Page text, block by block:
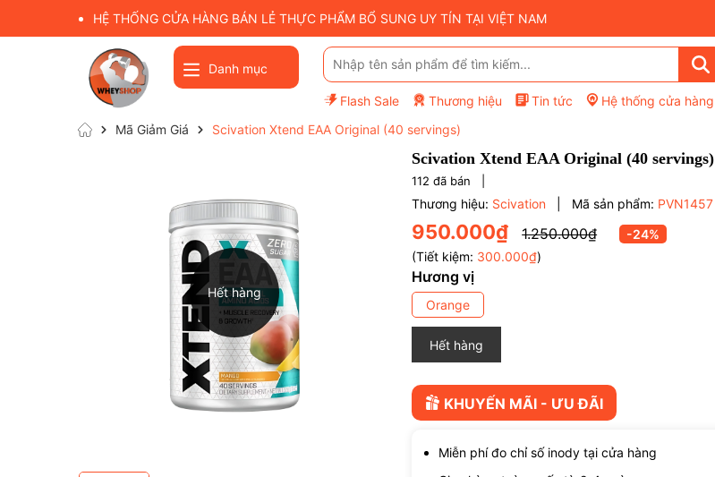
HỆ THỐNG CỬA HÀNG BÁN LẺ THỰC PHẨM BỔ SUNG UY TÍN TẠI VIỆT NAM
Danh mục
Flash Sale Thương hiệu Tin tức Hệ thống cửa hàng
Mã Giảm Giá Scivation Xtend EAA Original (40 servings)
Hết hàng
Scivation Xtend EAA Original (40 servings)
112 đã bán |
Thương hiệu: Scivation Mã sản phẩm: PVN1457
950.000₫ 1.250.000₫
-24%
(Tiết kiệm: 300.000₫)
Hương vị
Orange
Hết hàng
KHUYẾN MÃI - ƯU ĐÃI
Miễn phí đo chỉ số inody tại cửa hàng
Mã giảm giá:
Điều kiện: